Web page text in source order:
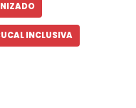
INCLUSIVA